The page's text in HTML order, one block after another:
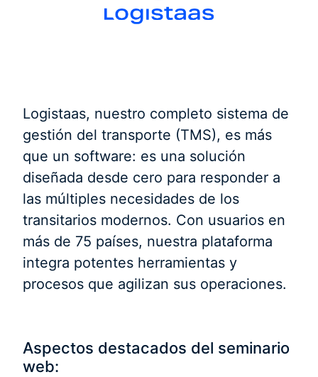
Logistaas, nuestro completo sistema de
gestión del transporte (TMS), es más
que un software: es una solución
diseñada desde cero para responder a
las múltiples necesidades de los
transitarios modernos. Con usuarios en
más de 75 países, nuestra plataforma
integra potentes herramientas y
procesos que agilizan sus operaciones.
Aspectos destacados del seminario
web: